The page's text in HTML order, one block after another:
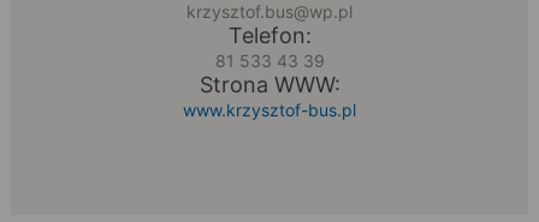
krzysztof.bus@wp.pl
Telefon:
81 533 43 39
Strona WWW:
www.krzysztof-bus.pl